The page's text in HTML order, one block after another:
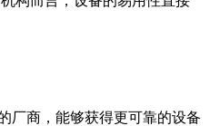
厂商，能够获得更可靠的设备